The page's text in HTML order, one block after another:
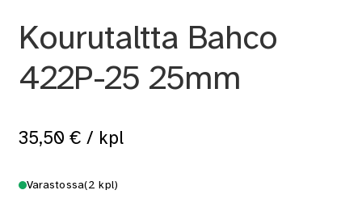
Kourutaltta Bahco
422P-25 25mm
35,50 € / kpl
Varastossa(2 kpl)